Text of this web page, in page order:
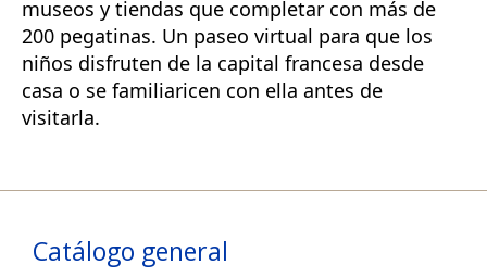
museos y tiendas que completar con más de
200 pegatinas. Un paseo virtual para que los
niños disfruten de la capital francesa desde
casa o se familiaricen con ella antes de
visitarla.
Catálogo general